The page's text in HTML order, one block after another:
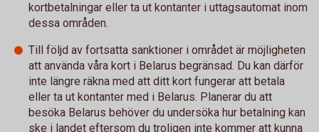
kortbetalningar eller ta ut kontanter i uttagsautomat inom
dessa områden.
Till följd av fortsatta sanktioner i området är möjligheten
att använda våra kort i Belarus begränsad. Du kan därför
inte längre räkna med att ditt kort fungerar att betala
eller ta ut kontanter med i Belarus. Planerar du att
besöka Belarus behöver du undersöka hur betalning kan
ske i landet eftersom du troligen inte kommer att kunna